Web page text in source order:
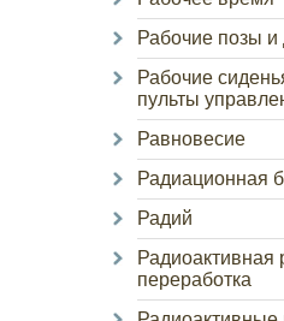
Рабочие позы
Рабочие
пульты
Равновесие
Радиационная
Радий
Радиоактивная
переработка